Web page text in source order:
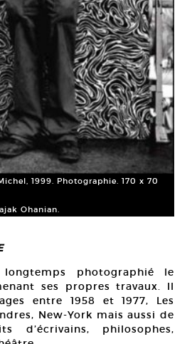
1999. Photographie. 170 x 70
Ohanian.
photographié le
ses propres travaux. Il
entre 1958 et 1977, Les
New-York mais aussi de
d’écrivains, philosophes,